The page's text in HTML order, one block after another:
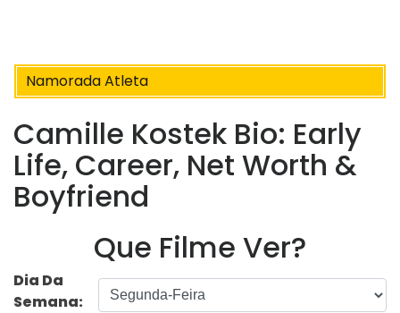
Namorada Atleta
Camille Kostek Bio: Early
Life, Career, Net Worth &
Boyfriend
Que Filme Ver?
Dia Da
Semana: